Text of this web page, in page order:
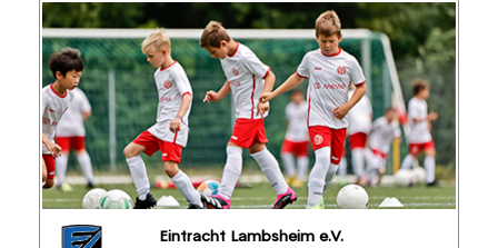
Eintracht Lambsheim e.V.